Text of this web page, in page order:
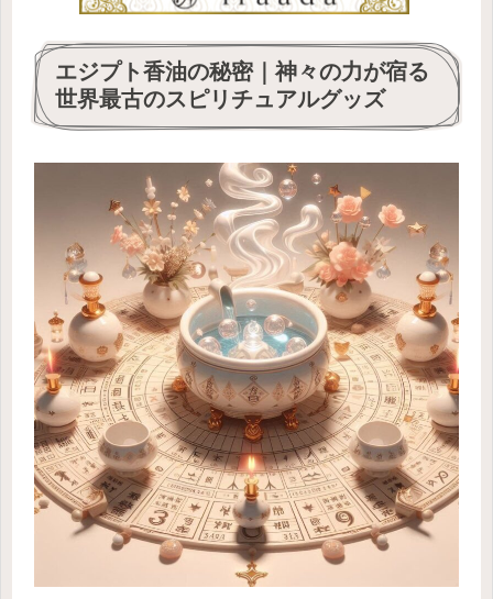
エジプト香油の秘密｜神々の力が宿る
世界最古のスピリチュアルグッズ